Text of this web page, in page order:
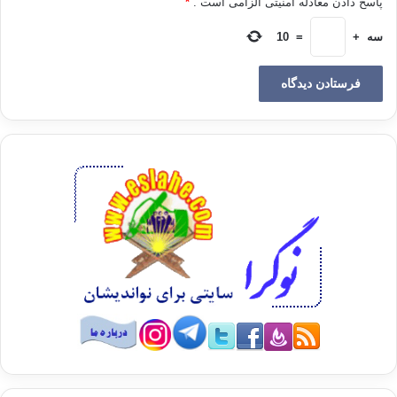
مقدمه
با توجّه به سیاق آیات قرآن و جایگاه هر آیه در سوره‌های قرآنی، در
بعضی آیات کلمه‌ی «جنّت» به معنی باغ، و در بعضی از آیات کلمه‌ی
آیات، و طبقات بهشت و پاداش هر کس برابر عملش، این شیوه‌ی در
خداوند –العیاذ بالله- دچار فراموشی و دوگانه گویی گردیده و کلامش
فاقد نظم، ربط و هماهنگی منسجم و معنی داری است. چون در
بعضی جاها از یک باغ، و در بعضی جاهایی، قرآن از باغ‌ها، صحبت
می‌کند، حال با توجّه به تفسیر آیات مطرح در شبهه، و طبقه‌بندی
بهشت و دسته‌بندی انسان‌ها بر اثر اعمالشان، بررسی می‌کنیم که آیا
خداوند دچار تناقض گویی شده، یا منتقد دچار تناقض بینی، گردیده
پاسخ به شبهه
سه +
=
10